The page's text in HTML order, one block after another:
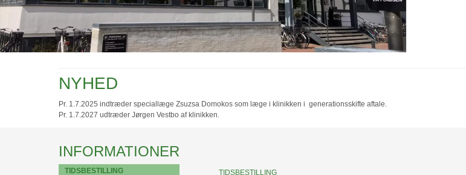
NYHED
Pr. 1.7.2025 indtræder speciallæge Zsuzsa Domokos som læge i klinikken i generationsskifte aftale.
Pr. 1.7.2027 udtræder Jørgen Vestbo af klinikken.
INFORMATIONER
TIDSBESTILLING
TIDSBESTILLING